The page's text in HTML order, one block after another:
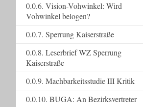
0.0.6. Vision-Vohwinkel: Wird
Vohwinkel belogen?
0.0.7. Sperrung Kaiserstraße
0.0.8. Leserbrief WZ Sperrung
Kaiserstraße
0.0.9. Machbarkeitsstudie III Kritik
0.0.10. BUGA: An Bezirksvertreter